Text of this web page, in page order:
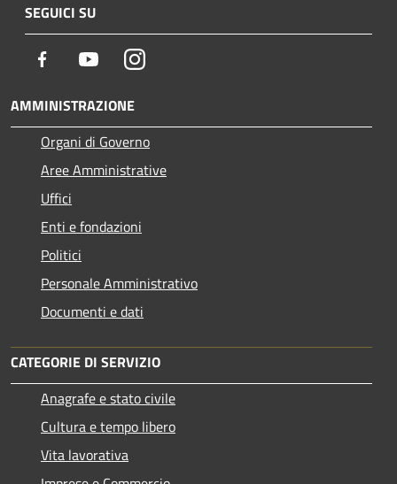
SEGUICI SU
Facebook YoutubeInstagram
AMMINISTRAZIONE
Organi di Governo
Aree Amministrative
Uffici
Enti e fondazioni
Politici
Personale Amministrativo
Documenti e dati
CATEGORIE DI SERVIZIO
Anagrafe e stato civile
Cultura e tempo libero
Vita lavorativa